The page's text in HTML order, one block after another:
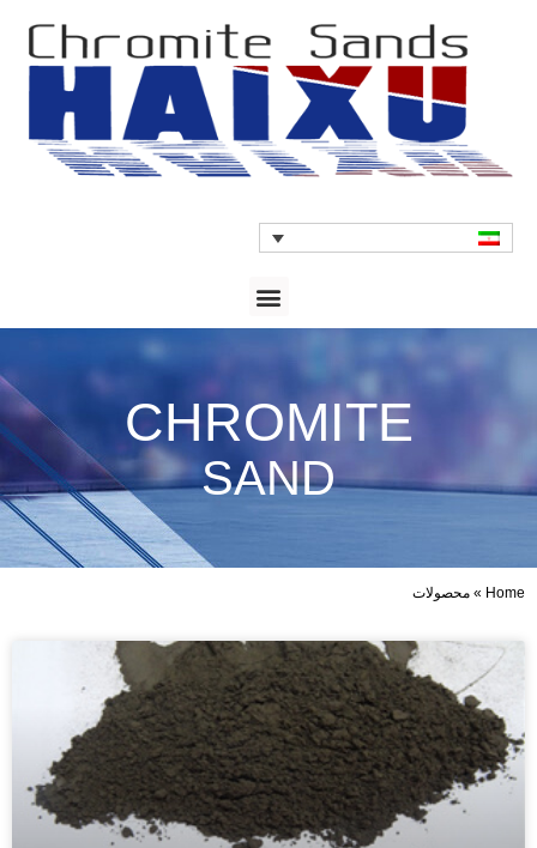
CHROMITE
SAND
Home
» محصولات